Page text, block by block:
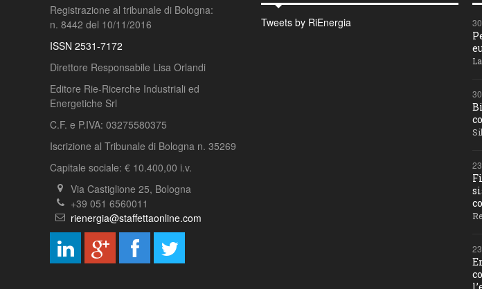
Registrazione al tribunale di Bologna:
n. 8442 del 10/11/2016
ISSN 2531-7172
Direttore Responsabile Lisa Orlandi
Editore Rie-Ricerche Industriali ed
Energetiche Srl
C.F. e P.IVA: 03275580375
Iscrizione al Tribunale di Bologna n. 35269
Capitale sociale: € 10.400,00 i.v.
Via Castiglione 25, Bologna
+39 051 6560011
rienergia@staffettaonline.com
Tweets by RiEnergia